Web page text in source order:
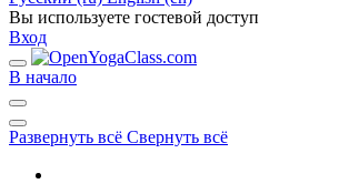
Вы используете гостевой доступ
Вход
В начало
Развернуть всё Свернуть всё